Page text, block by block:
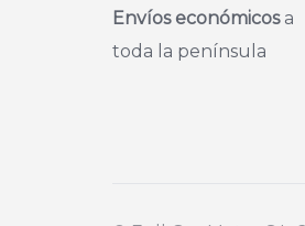
Envíos económicosa
toda la península